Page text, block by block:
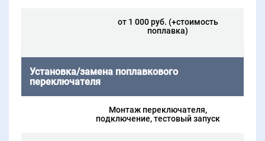
от 1 000 руб. (+стоимость
поплавка)
Установка/замена поплавкового
переключателя
Монтаж переключателя,
подключение, тестовый запуск